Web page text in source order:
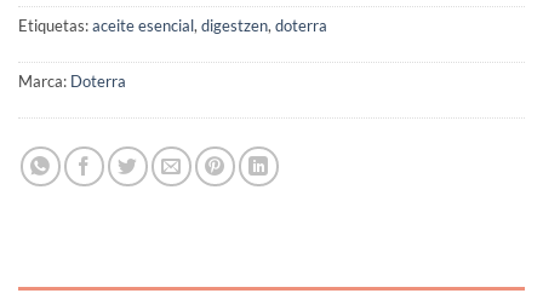
Etiquetas:aceite esencial, digestzen, doterra
Marca: Doterra